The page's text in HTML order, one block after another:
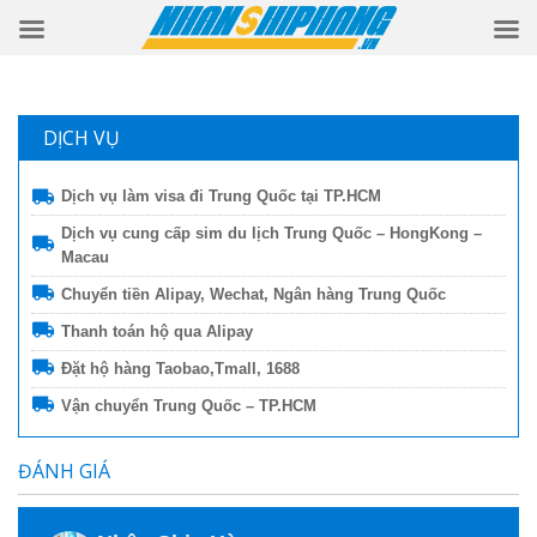
DỊCH VỤ
Dịch vụ làm visa đi Trung Quốc tại TP.HCM
Dịch vụ cung cấp sim du lịch Trung Quốc – HongKong –
Macau
Chuyển tiền Alipay, Wechat, Ngân hàng Trung Quốc
Thanh toán hộ qua Alipay
Đặt hộ hàng Taobao,Tmall, 1688
Vận chuyển Trung Quốc – TP.HCM
ĐÁNH GIÁ